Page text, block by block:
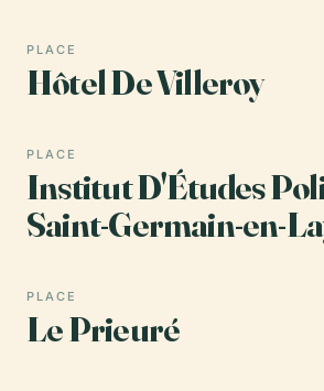
PLACE
Hôtel De Villeroy
PLACE
Institut D'Études
Saint-Germain-en-
PLACE
Le Prieuré